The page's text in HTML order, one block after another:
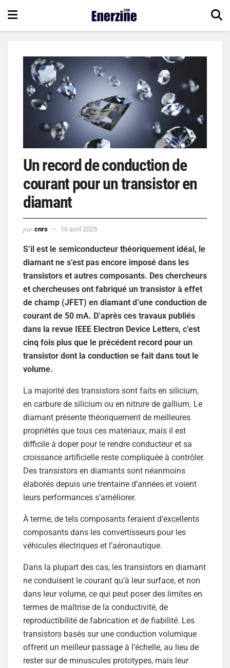
Un record de conduction de
courant pour un transistor en
diamant
par cnrs 16 avril 2025
S’il est le semiconducteur théoriquement idéal, le
diamant ne s’est pas encore imposé dans les
transistors et autres composants. Des chercheurs
et chercheuses ont fabriqué un transistor à effet
de champ (JFET) en diamant d’une conduction de
courant de 50 mA. D’après ces travaux publiés
dans la revue IEEE Electron Device Letters, c’est
cinq fois plus que le précédent record pour un
transistor dont la conduction se fait dans tout le
volume.
La majorité des transistors sont faits en silicium,
en carbure de silicium ou en nitrure de gallium. Le
diamant présente théoriquement de meilleures
propriétés que tous ces matériaux, mais il est
difficile à doper pour le rendre conducteur et sa
croissance artificielle reste compliquée à contrôler.
Des transistors en diamants sont néanmoins
élaborés depuis une trentaine d’années et voient
leurs performances s’améliorer.
À terme, de tels composants feraient d’excellents
composants dans les convertisseurs pour les
véhicules électriques et l’aéronautique.
Dans la plupart des cas, les transistors en diamant
ne conduisent le courant qu’à leur surface, et non
dans leur volume, ce qui peut poser des limites en
termes de maîtrise de la conductivité, de
reproductibilité de fabrication et de fiabilité. Les
transistors basés sur une conduction volumique
offrent un meilleur passage à l’échelle, au lieu de
rester sur de minuscules prototypes, mais leur